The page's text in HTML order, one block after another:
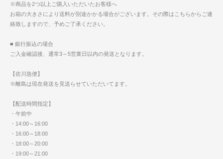
※商品を2つ以上ご購入いただいたお客様へ
お箱の大きさにより送料が別途かかる場合がございます。その際はこちらからご連
絡致しますので、予めご了承ください。
■ 銀行振込の場合
ご入金確認後、通常3～5営業日以内の発送となります。
【佐川急便】
※離島は現在発送を見送らせていただいてます。
【配送時間指定】
・午前中
・14:00～16:00
・16:00～18:00
・18:00～20:00
・19:00～21:00